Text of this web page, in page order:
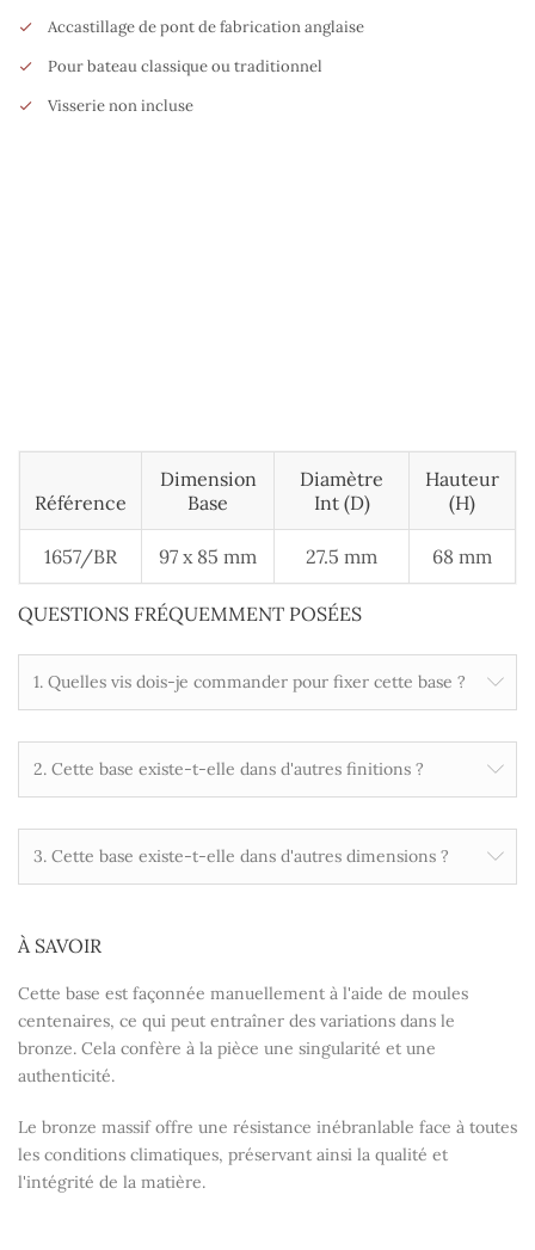
Accastillage de pont de fabrication anglaise
Pour bateau classique ou traditionnel
Visserie non incluse
Référence
Dimension
Base
Diamètre
Int (D)
Hauteur
(H)
1657/BR 97 x 85 mm 27.5 mm 68 mm
QUESTIONS FRÉQUEMMENT POSÉES
1. Quelles vis dois-je commander pour fixer cette base ?
2. Cette base existe-t-elle dans d'autres finitions ?
3. Cette base existe-t-elle dans d'autres dimensions ?
À SAVOIR
Cette base est façonnée manuellement à l'aide de moules
centenaires, ce qui peut entraîner des variations dans le
bronze. Cela confère à la pièce une singularité et une
authenticité.
Le bronze massif offre une résistance inébranlable face à toutes
les conditions climatiques, préservant ainsi la qualité et
l'intégrité de la matière.